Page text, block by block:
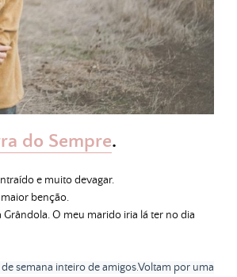
do Sempre.
e muito devagar.
benção.
O meu marido iria lá ter no dia
semana inteiro de amigos.Voltam por uma